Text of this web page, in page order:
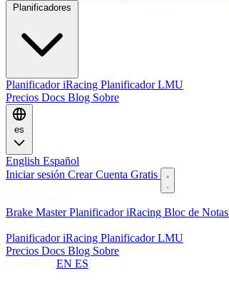
Planificador iRacing Planificador LMU
Precios Docs Blog Sobre
es
English Español
Iniciar sesión Crear Cuenta Gratis
Brake MasterPlanificador iRacing Bloc de Notas
Planificador iRacing Planificador LMU
Precios Docs Blog Sobre
EN ES